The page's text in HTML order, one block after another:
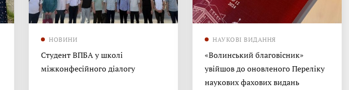
НОВИНИ
Студент ВПБА у школі
міжконфесійного діалогу
НАУКОВІ ВИДАННЯ
«Волинський благовісник»
увійшов до оновленого Переліку
наукових фахових видань